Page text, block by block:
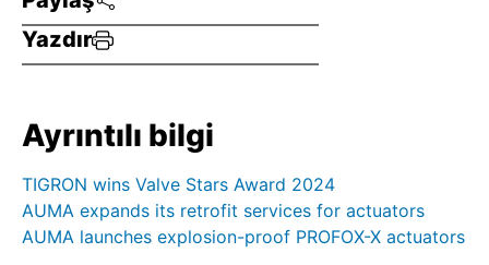
Şirketler
Yazdır
Ayrıntılı bilgi
TIGRON wins Valve Stars Award 2024
AUMA expands its retrofit services for actuators
AUMA launches explosion-proof PROFOX-X actuators